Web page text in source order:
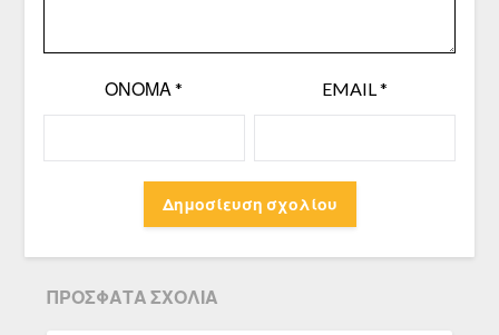
ΌΝΟΜΑ* EMAIL*
ΠΡΌΣΦΑΤΑ ΣΧΌΛΙΑ